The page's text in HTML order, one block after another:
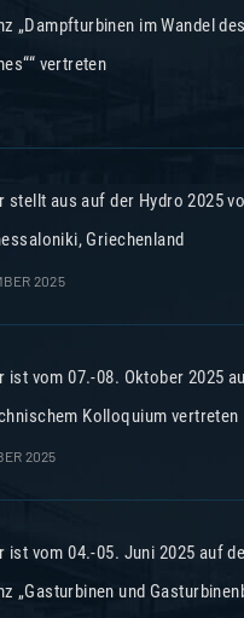
„Dampfturbinen im Wandel des
vertreten
stellt aus auf der Hydro 2025
Griechenland
2025
ist vom 07.-08. Oktober 2025
Kolloquium vertreten
2025
ist vom 04.-05. Juni 2025 auf
„Gasturbinen und